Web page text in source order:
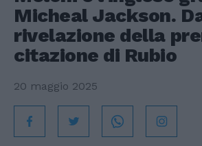
Micheal Jackson.
rivelazione della
citazione di Rubio
20 maggio 2025